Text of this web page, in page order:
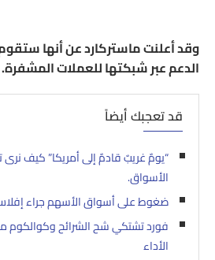
وقد أعلنت ماستركارد عن أنها
الدعم عبر شبكتها للعملات المشفرة.
قد تعجبك أيضاً
“يومٌ غريبٌ قادمٌ إلى أمريكا” كيف
الأسواق.
ضغوط على أسواق الأسهم جراء إفلاس
فورد تشتكي شح الشرائح وكوالكوم
الأداء